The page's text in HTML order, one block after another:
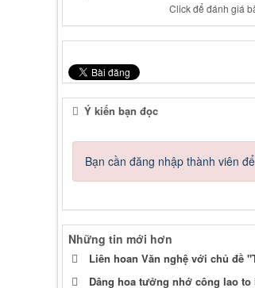
Click để đánh giá
Ý kiến bạn đọc
Bạn cần đăng nhập thành viên
Những tin mới hơn
Liên hoan Văn nghệ với chủ đề
Dâng hoa tưởng nhớ công lao